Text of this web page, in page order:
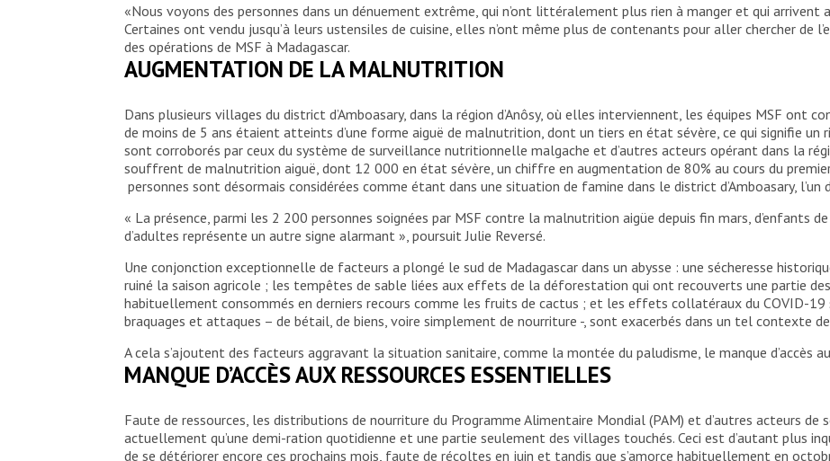
«Nous voyons des personnes dans un dénuement extrême, qui n’ont littéralement plus rien à manger et qui arrivent
Certaines ont vendu jusqu’à leurs ustensiles de cuisine, elles n’ont même plus de contenants pour aller chercher de
des opérations de MSF à Madagascar.
AUGMENTATION DE LA MALNUTRITION
Dans plusieurs villages du district d’Amboasary, dans la région d’Anôsy, où elles interviennent, les équipes MSF ont
de moins de 5 ans étaient atteints d’une forme aiguë de malnutrition, dont un tiers en état sévère, ce qui signifie un
sont corroborés par ceux du système de surveillance nutritionnelle malgache et d’autres acteurs opérant dans la
souffrent de malnutrition aiguë, dont 12 000 en état sévère, un chiffre en augmentation de 80% au cours du
personnes sont désormais considérées comme étant dans une situation de famine dans le district d’Amboasary, l’un
« La présence, parmi les 2 200 personnes soignées par MSF contre la malnutrition aigüe depuis fin mars, d’enfants
d’adultes représente un autre signe alarmant », poursuit Julie Reversé.
Une conjonction exceptionnelle de facteurs a plongé le sud de Madagascar dans un abysse : une sécheresse
ruiné la saison agricole ; les tempêtes de sable liées aux effets de la déforestation qui ont recouverts une partie
habituellement consommés en derniers recours comme les fruits de cactus ; et les effets collatéraux du COVID-19
braquages et attaques – de bétail, de biens, voire simplement de nourriture -, sont exacerbés dans un tel contexte
A cela s’ajoutent des facteurs aggravant la situation sanitaire, comme la montée du paludisme, le manque d’accès
MANQUE D’ACCÈS AUX RESSOURCES ESSENTIELLES
Faute de ressources, les distributions de nourriture du Programme Alimentaire Mondial (PAM) et d’autres acteurs
actuellement qu’une demi-ration quotidienne et une partie seulement des villages touchés. Ceci est d’autant plus
de se détériorer encore ces prochains mois, faute de récoltes en juin et tandis que s’amorce habituellement en